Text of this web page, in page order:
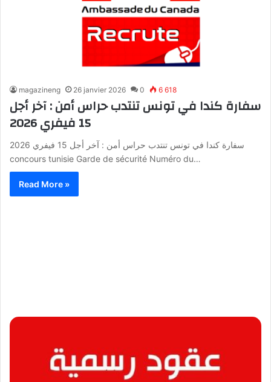
magazineng 26 janvier 2026 0 6 618
سفارة كندا في تونس تنتدب حراس أمن : آخر أجل
15 فيفري 2026
سفارة كندا في تونس تنتدب حراس أمن : آخر أجل 15 فيفري 2026
concours tunisie Garde de sécurité Numéro du…
Read More »